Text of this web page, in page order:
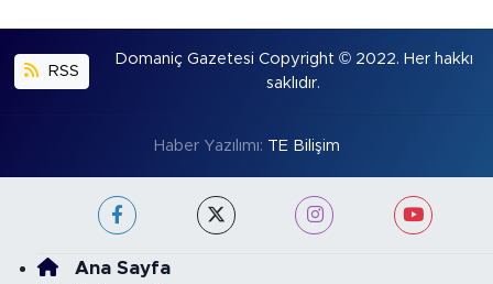
RSS
Domaniç Gazetesi Copyright © 2022. Her hakkı
saklıdır.
Haber Yazılımı: TE Bilişim
Ana Sayfa